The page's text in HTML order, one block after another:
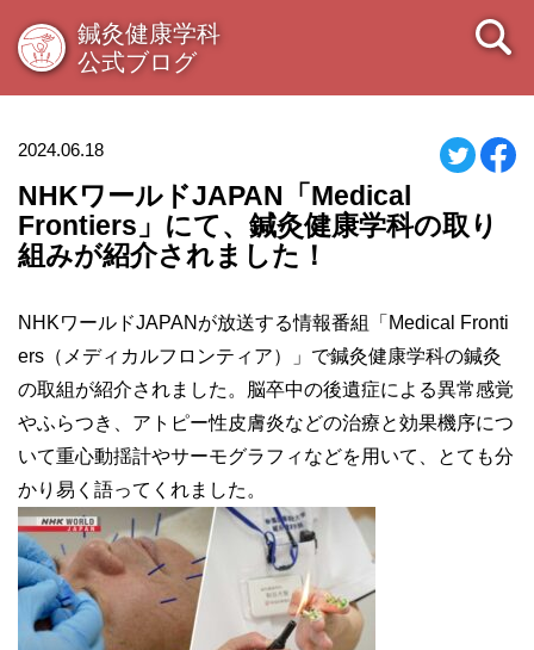
鍼灸健康学科
公式ブログ
2024.06.18
NHKワールドJAPAN「Medical
Frontiers」にて、鍼灸健康学科の取り
組みが紹介されました！
NHKワールドJAPAN が放送する情報番組「 Medical Fronti
ers （メディカルフロンティア）」で鍼灸健康学科の鍼灸
の取組が紹介されました。脳卒中の後遺症による異常感覚
やふらつき、アトピー性皮膚炎などの治療と効果機序につ
いて重心動揺計やサーモグラフィなどを用いて、とても分
かり易く語ってくれました。